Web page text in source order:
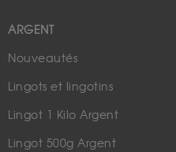
ARGENT
Nouveautés
Lingots et lingotins
Lingot 1 Kilo Argent
Lingot 500g Argent